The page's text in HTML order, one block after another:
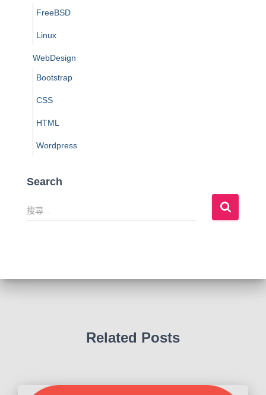
FreeBSD
Linux
WebDesign
Bootstrap
CSS
HTML
Wordpress
Search
搜
尋
Related Posts